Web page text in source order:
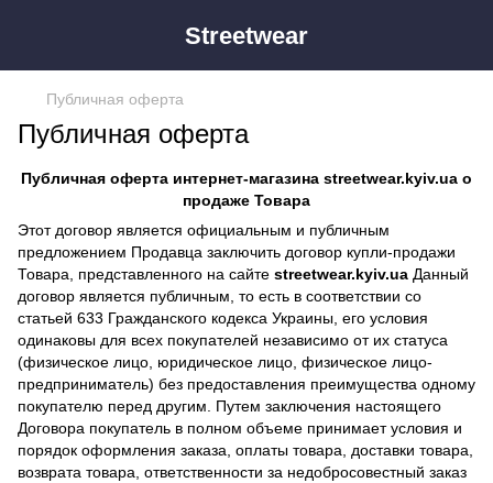
Streetwear
Публичная оферта
Публичная оферта
Публичная оферта интернет-магазина streetwear.kyiv.ua о
продаже Товара
Этот договор является официальным и публичным
предложением Продавца заключить договор купли-продажи
Товара, представленного на сайте streetwear.kyiv.ua Данный
договор является публичным, то есть в соответствии со
статьей 633 Гражданского кодекса Украины, его условия
одинаковы для всех покупателей независимо от их статуса
(физическое лицо, юридическое лицо, физическое лицо-
предприниматель) без предоставления преимущества одному
покупателю перед другим. Путем заключения настоящего
Договора покупатель в полном объеме принимает условия и
порядок оформления заказа, оплаты товара, доставки товара,
возврата товара, ответственности за недобросовестный заказ